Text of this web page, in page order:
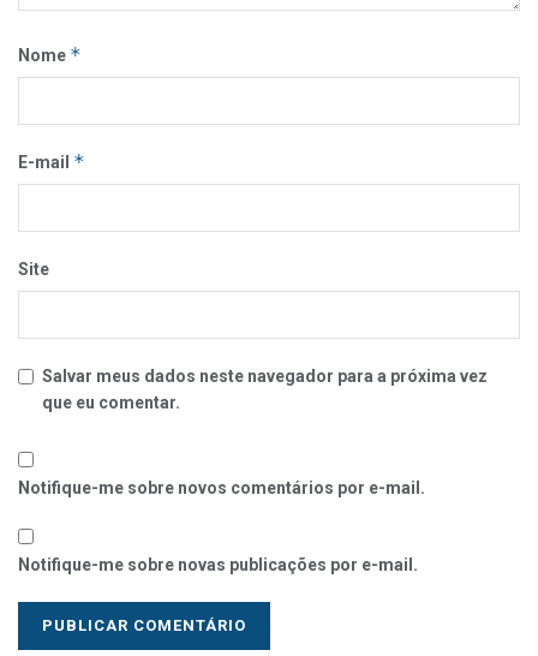
Nome *
E-mail *
Site
Salvar meus dados neste navegador para a próxima vez
que eu comentar.
Notifique-me sobre novos comentários por e-mail.
Notifique-me sobre novas publicações por e-mail.